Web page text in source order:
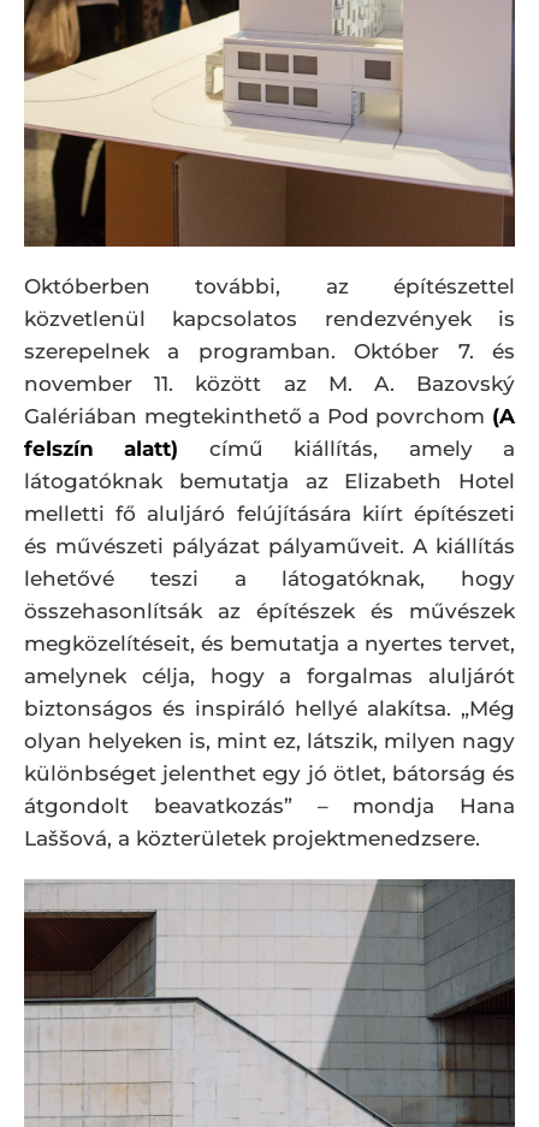
Októberben további, az építészettel
közvetlenül kapcsolatos rendezvények is
szerepelnek a programban. Október 7. és
november 11. között az M. A. Bazovský
Galériában megtekinthető a Pod povrchom (A
felszín alatt) című kiállítás, amely a
látogatóknak bemutatja az Elizabeth Hotel
melletti fő aluljáró felújítására kiírt építészeti
és művészeti pályázat pályaműveit. A kiállítás
lehetővé teszi a látogatóknak, hogy
összehasonlítsák az építészek és művészek
megközelítéseit, és bemutatja a nyertes tervet,
amelynek célja, hogy a forgalmas aluljárót
biztonságos és inspiráló hellyé alakítsa. „Még
olyan helyeken is, mint ez, látszik, milyen nagy
különbséget jelenthet egy jó ötlet, bátorság és
átgondolt beavatkozás” – mondja Hana
Laššová, a közterületek projektmenedzsere.